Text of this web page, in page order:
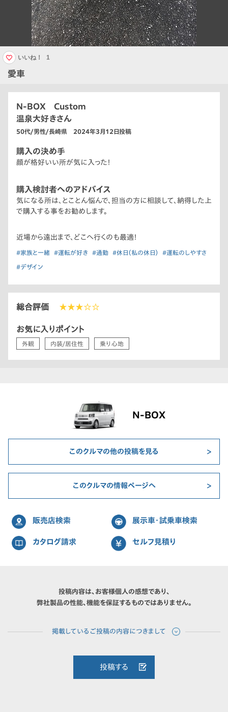
愛車
いいね！ 1
N-BOX Custom
温泉大好きさん
50代/男性/長崎県 2024年3月12日投稿
購入の決め手
顔が格好いい所が気に入った！
購入検討者へのアドバイス
気になる所は、とことん悩んで、担当の方に相談して、納得した上
で購入する事をお勧めします。
近場から遠出まで、どこへ行くのも最適！
#家族と一緒 #運転が好き #通勤 #休日（私の休日） #運転のしやすさ
#デザイン
総合評価 ★★★☆☆
お気に入りポイント
外観 内装/居住性 乗り心地
N-BOX
このクルマの他の投稿を見る
このクルマの情報ページへ
販売店検索 展示車・試乗車検索
カタログ請求 セルフ見積り
投稿内容は、お客様個人の感想であり、
弊社製品の性能、機能を保証するものではありません。
投稿する